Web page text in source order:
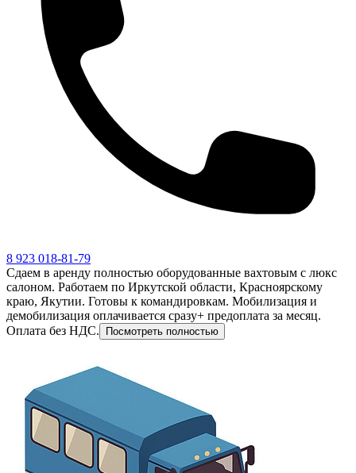
8 923 018-81-79
Сдаем в аренду полностью оборудованные вахтовым с люкс
салоном. Работаем по Иркутской области, Красноярскому
краю, Якутии. Готовы к командировкам. Мобилизация и
демобилизация оплачивается сразу+ предоплата за месяц.
Оплата без НДС.
Посмотреть полностью